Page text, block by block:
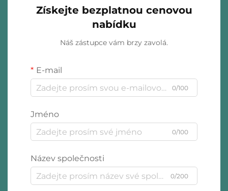
Získejte bezplatnou cenovou
nabídku
Náš zástupce vám brzy zavolá.
E-mail
0/100
Jméno
0/100
Název společnosti
0/200